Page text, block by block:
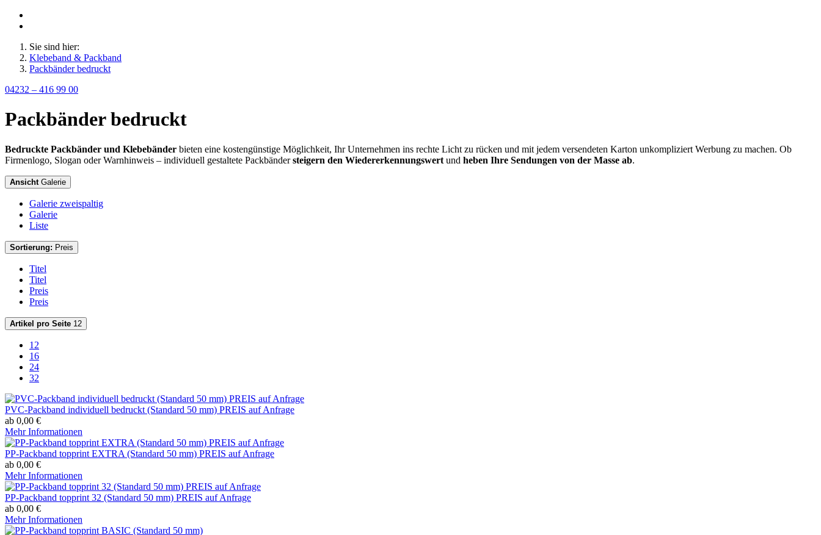
Sie sind hier:
Klebeband & Packband
Packbänder bedruckt
04232 – 416 99 00
Packbänder bedruckt
Bedruckte Packbänder und Klebebänder bieten eine kostengünstige Möglichkeit, Ihr Unternehmen ins rechte Licht zu rücken und mit jedem versendeten Karton unkompliziert Werbung zu machen. Ob
Firmenlogo, Slogan oder Warnhinweis – individuell gestaltete Packbändersteigern den Wiedererkennungswert und heben Ihre Sendungen von der Masse ab.
Ansicht Galerie
Galerie zweispaltig
Galerie
Liste
Sortierung: Preis
Titel
Titel
Preis
Preis
Artikel pro Seite 12
12
16
24
32
PVC-Packband individuell bedruckt (Standard 50 mm) PREIS auf Anfrage
ab 0,00 €
Mehr Informationen
PP-Packband topprint EXTRA (Standard 50 mm) PREIS auf Anfrage
ab 0,00 €
Mehr Informationen
PP-Packband topprint 32 (Standard 50 mm) PREIS auf Anfrage
ab 0,00 €
Mehr Informationen